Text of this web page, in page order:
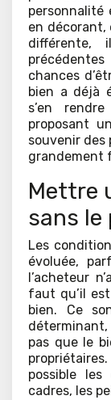
personnalité
en décorant,
différente,
chances
bien a déjà
s’en
proposant
souvenir des
grandement
Mettre
sans le
Les
évoluée,
l’acheteur
faut qu’il
bien. Ce
déterminant,
pas que le
possible
cadres, les